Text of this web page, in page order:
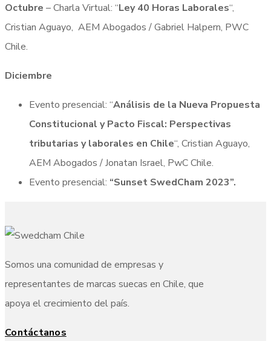
Octubre – Charla Virtual: “Ley 40 Horas Laborales“,
Cristian Aguayo, AEM Abogados / Gabriel Halpern, PWC
Chile.
Diciembre
Evento presencial: “Análisis de la Nueva Propuesta
Constitucional y Pacto Fiscal: Perspectivas
tributarias y laborales en Chile“, Cristian Aguayo,
AEM Abogados / Jonatan Israel, PwC Chile.
Evento presencial: “Sunset SwedCham 2023”.
Somos una comunidad de empresas y
representantes de marcas suecas en Chile, que
apoya el crecimiento del país.
Contáctanos